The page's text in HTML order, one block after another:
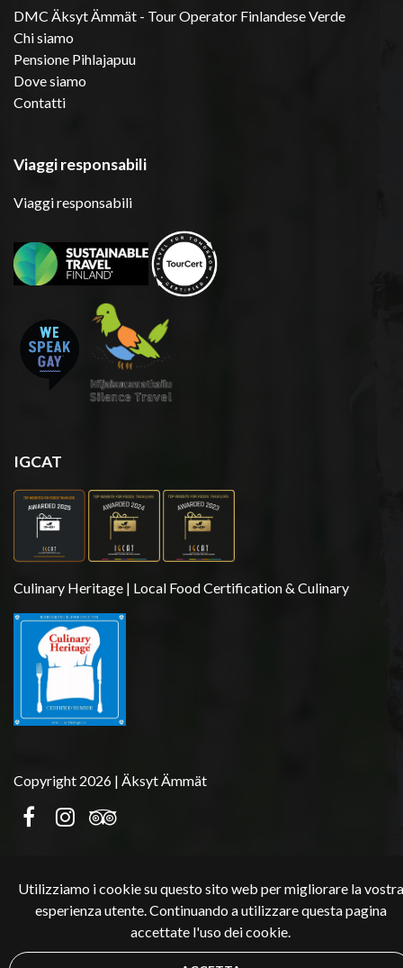
Utilizziamo i cookie su questo sito web per migliorare la vostra
esperienza utente. Continuando a utilizzare questa pagina
accettate l'uso dei cookie.
DMC Äksyt Ämmät - Tour Operator Finlandese Verde
Chi siamo
Pensione Pihlajapuu
Dove siamo
Contatti
Viaggi responsabili
Viaggi responsabili
IGCAT
Culinary Heritage | Local Food Certification & Culinary
Copyright 2026 | Äksyt Ämmät